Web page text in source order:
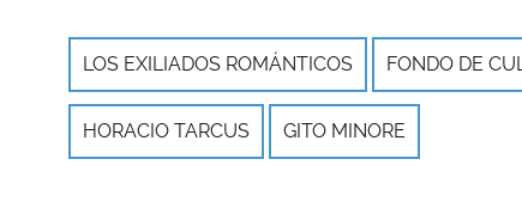
LOS EXILIADOS ROMÁNTICOS FONDO DE
HORACIO TARCUS GITO MINORE